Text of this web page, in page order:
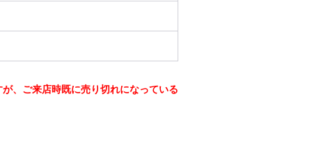
、ご来店時既に売り切れになっている